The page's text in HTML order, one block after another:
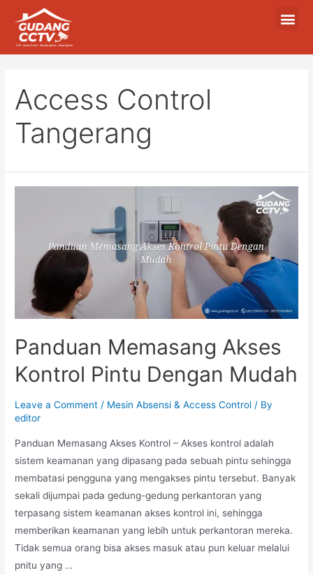
Access Control
Tangerang
Panduan Memasang Akses
Kontrol Pintu Dengan Mudah
Leave a Comment / Mesin Absensi & Access Control / By
editor
Panduan Memasang Akses Kontrol – Akses kontrol adalah
sistem keamanan yang dipasang pada sebuah pintu sehingga
membatasi pengguna yang mengakses pintu tersebut. Banyak
sekali dijumpai pada gedung-gedung perkantoran yang
terpasang sistem keamanan akses kontrol ini, sehingga
memberikan keamanan yang lebih untuk perkantoran mereka.
Tidak semua orang bisa akses masuk atau pun keluar melalui
pnitu yang …